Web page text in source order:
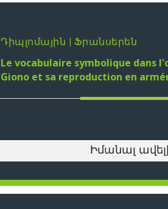
Դիպլոմային | Ֆրանսերեն
Le vocabulaire symbolique dans
Giono et sa reproduction en
Իմանալ